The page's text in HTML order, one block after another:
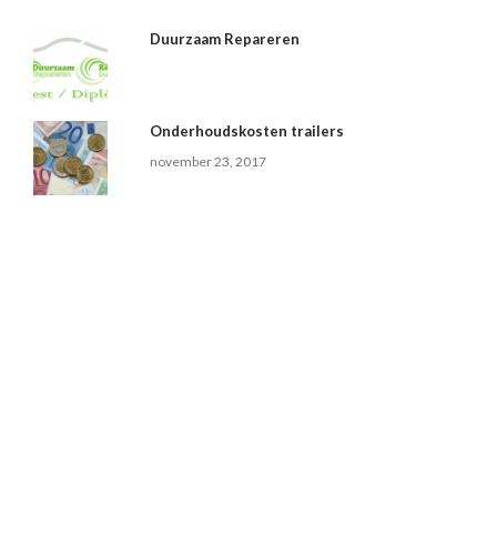
Duurzaam Repareren
Onderhoudskosten trailers
november 23, 2017